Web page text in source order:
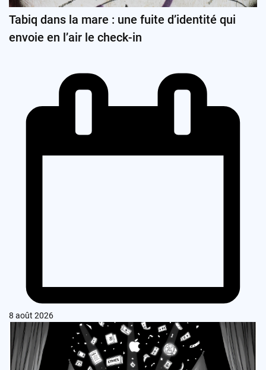
Tabiq dans la mare : une fuite d’identité qui
envoie en l’air le check-in
8 août 2026